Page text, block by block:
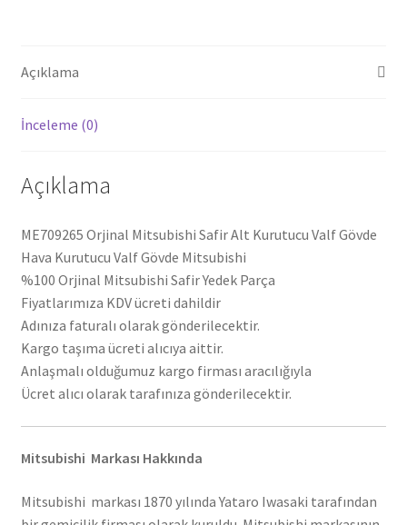
Açıklama
İnceleme (0)
Açıklama
ME709265 Orjinal Mitsubishi Safir Alt Kurutucu Valf Gövde
Hava Kurutucu Valf Gövde Mitsubishi
%100 Orjinal Mitsubishi Safir Yedek Parça
Fiyatlarımıza KDV ücreti dahildir
Adınıza faturalı olarak gönderilecektir.
Kargo taşıma ücreti alıcıya aittir.
Anlaşmalı olduğumuz kargo firması aracılığıyla
Ücret alıcı olarak tarafınıza gönderilecektir.
Mitsubishi Markası Hakkında
Mitsubishi markası 1870 yılında Yataro Iwasaki tarafından